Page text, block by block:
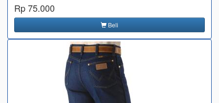
Rp 75.000
Beli